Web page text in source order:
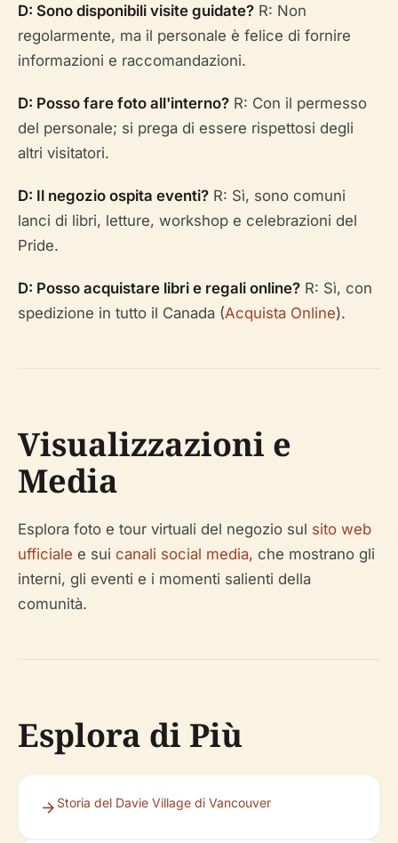
D: Sono disponibili visite guidate? R: Non
regolarmente, ma il personale è felice di fornire
informazioni e raccomandazioni.
D: Posso fare foto all'interno? R: Con il permesso
del personale; si prega di essere rispettosi degli
altri visitatori.
D: Il negozio ospita eventi? R: Sì, sono comuni
lanci di libri, letture, workshop e celebrazioni del
Pride.
D: Posso acquistare libri e regali online? R: Sì, con
spedizione in tutto il Canada (Acquista Online).
Visualizzazioni e
Media
Esplora foto e tour virtuali del negozio sul sito web
ufficiale e sui canali social media, che mostrano gli
interni, gli eventi e i momenti salienti della
comunità.
Esplora di Più
Storia del Davie Village di Vancouver